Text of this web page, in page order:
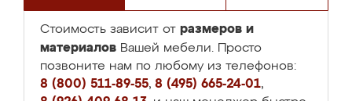
Стоимость зависит от размеров и
материалов Вашей мебели. Просто
позвоните нам по любому из телефонов:
8 (800) 511-89-55, 8 (495) 665-24-01,